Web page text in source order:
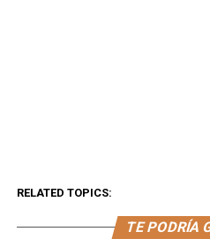
RELATED TOPICS:
TE PODRÍA